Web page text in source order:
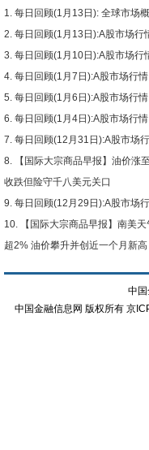
每日回顾(1月13日): 全球市场
每日回顾(1月13日):A股市场行
每日回顾(1月10日):A股市场行
每日回顾(1月7日):A股市场行情
每日回顾(1月6日):A股市场行情
每日回顾(1月4日):A股市场行情
每日回顾(12月31日):A股市场
【国际大宗商品早报】油价涨
收跌但险守千八美元关口
每日回顾(12月29日):A股市场
【国际大宗商品早报】南美
超2% 油价攀升并创近一个月新高
中
中国金融信息网 版权所有 京